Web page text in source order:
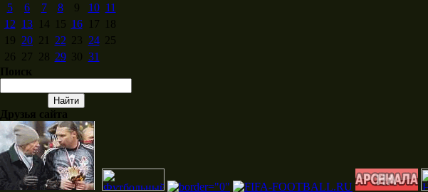
5
6 7 8 9 10 11
12 13 14 15 16 17
18
19 20 21 22 23 24
25
26
27 28 29 30 31
Поиск
Друзья сайта